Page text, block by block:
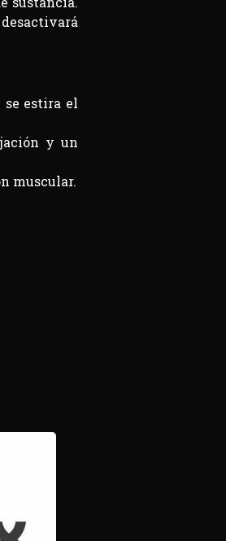
estira el
y un
muscular.